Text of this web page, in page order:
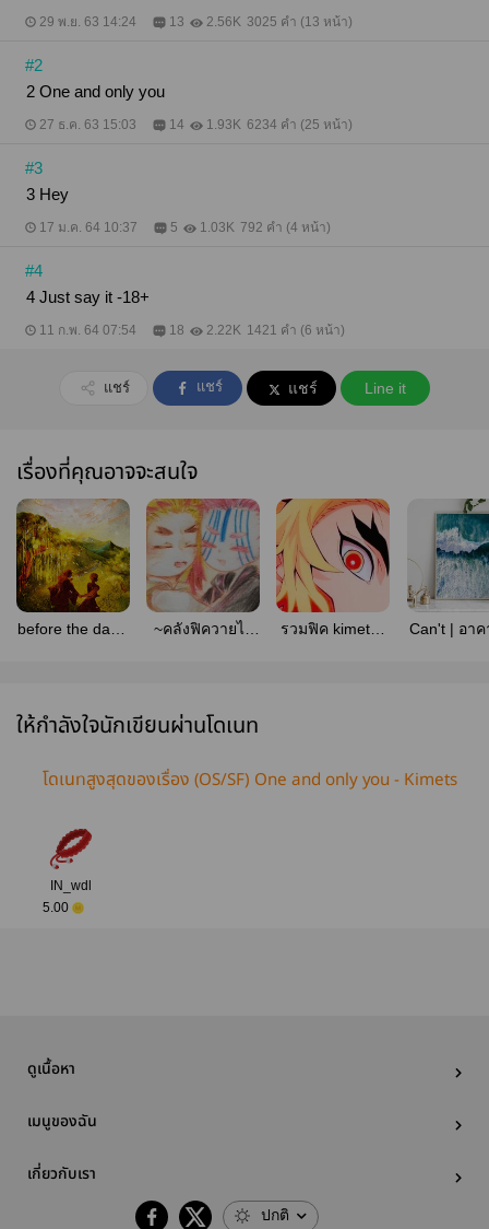
29 พ.ย. 63 14:24 13 2.56K 3025 คำ (13 หน้า)
#2
2 One and only you
27 ธ.ค. 63 15:03 14 1.93K 6234 คำ (25 หน้า)
#3
3 Hey
17 ม.ค. 64 10:37 5 1.03K 792 คำ (4 หน้า)
#4
4 Just say it -18+
11 ก.พ. 64 07:54 18 2.22K 1421 คำ (6 หน้า)
แชร์ แชร์ แชร์ Line it
เรื่องที่คุณอาจจะสนใจ
before the dawn
~คลังฟิควายไย
รวม​ฟิค​ kimetsu
Can't | อาค
ให้กำลังใจนักเขียนผ่านโดเนท
โดเนทสูงสุดของเรื่อง (OS/SF) One and only you - Kimets
IN_wdl
5.00
ดูเนื้อหา
เมนูของฉัน
เกี่ยวกับเรา
ปกติ